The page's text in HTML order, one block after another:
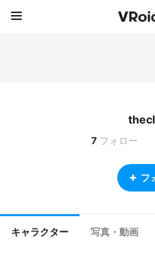
7 フォロー
フ
キャラクター 写真・動画